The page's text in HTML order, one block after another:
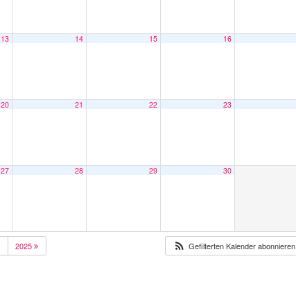
13 14 15 16
20 21 22 23
27 28 29 30
2025 Gefilterten Kalender abonnieren